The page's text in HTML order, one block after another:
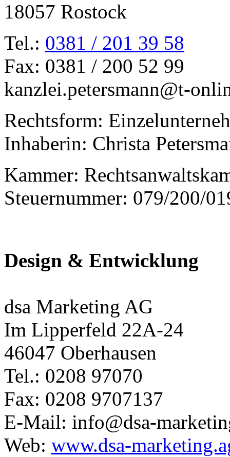
18057 Rostock
Tel.: 0381 / 201 39 58
Fax: 0381 / 200 52 99
kanzlei.petersmann@t-
Rechtsform:
Inhaberin: Christa
Kammer:
Steuernummer: 079/200/
Design & Entwicklung
dsa Marketing AG
Im Lipperfeld 22A-24
46047 Oberhausen
Tel.: 0208 97070
Fax: 0208 9707137
E-Mail: info@dsa-
Web: www.dsa-